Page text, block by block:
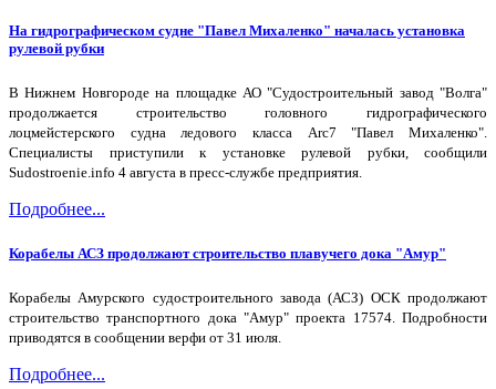
На гидрографическом судне "Павел Михаленко" началась установка
рулевой рубки
В Нижнем Новгороде на площадке АО "Судостроительный завод "Волга"
продолжается строительство головного гидрографического
лоцмейстерского судна ледового класса Arc7 "Павел Михаленко".
Специалисты приступили к установке рулевой рубки, сообщили
Sudostroenie.info 4 августа в пресс-службе предприятия.
Подробнее...
Корабелы АСЗ продолжают строительство плавучего дока "Амур"
Корабелы Амурского судостроительного завода (АСЗ) ОСК продолжают
строительство транспортного дока "Амур" проекта 17574. Подробности
приводятся в сообщении верфи от 31 июля.
Подробнее...